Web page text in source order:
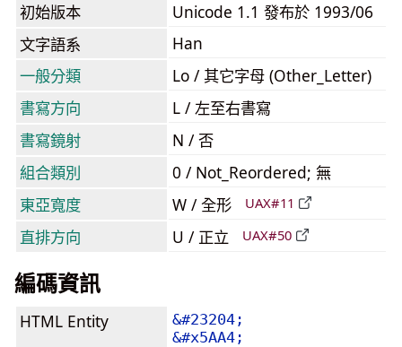
初始版本
Unicode 1.1 發布於 1993/06
文字語系
Han
一般分類
Lo / 其它字母 (Other_Letter)
書寫方向
L / 左至右書寫
書寫鏡射
N / 否
組合類別
0 / Not_Reordered; 無
東亞寬度
W / 全形 UAX#11
直排方向 U / 正立 UAX#50
編碼資訊
HTML Entity
&#23204;
&#x5AA4;